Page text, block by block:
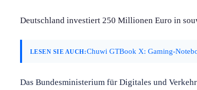
Deutschland investiert 250 Millionen Euro in
LESEN SIE AUCH:Chuwi GTBook X: Gaming-
Das Bundesministerium für Digitales und